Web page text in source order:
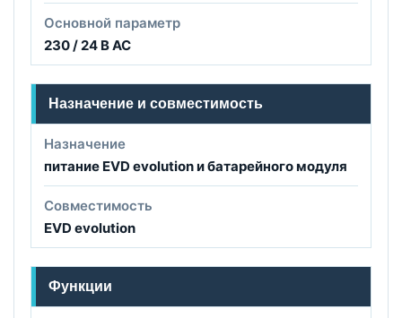
Основной параметр
230 / 24 В AC
Назначение и совместимость
Назначение
питание EVD evolution и батарейного модуля
Совместимость
EVD evolution
Функции